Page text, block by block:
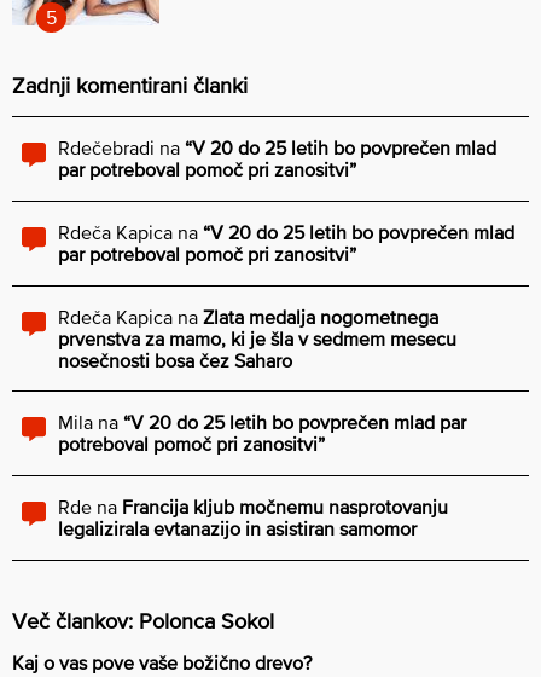
Zadnji komentirani članki
Rdečebradi na “V 20 do 25 letih bo povprečen mlad
par potreboval pomoč pri zanositvi”
Rdeča Kapica na “V 20 do 25 letih bo povprečen mlad
par potreboval pomoč pri zanositvi”
Rdeča Kapica na Zlata medalja nogometnega
prvenstva za mamo, ki je šla v sedmem mesecu
nosečnosti bosa čez Saharo
Mila na “V 20 do 25 letih bo povprečen mlad par
potreboval pomoč pri zanositvi”
Rde na Francija kljub močnemu nasprotovanju
legalizirala evtanazijo in asistiran samomor
Več člankov: Polonca Sokol
Kaj o vas pove vaše božično drevo?